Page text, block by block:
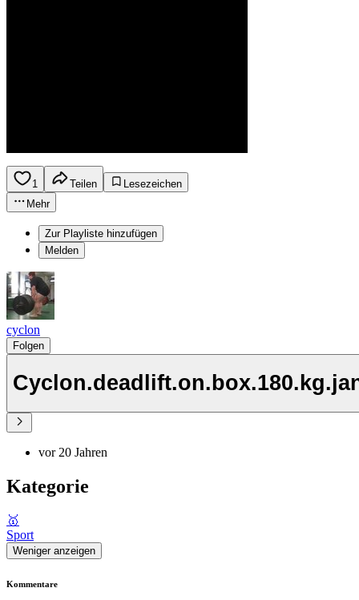
1 Teilen
Lesezeichen
Mehr
Zur Playliste hinzufügen
Melden
cyclon
Folgen
vor 20 Jahren
Kategorie
🥇
Sport
Weniger anzeigen
Kommentare